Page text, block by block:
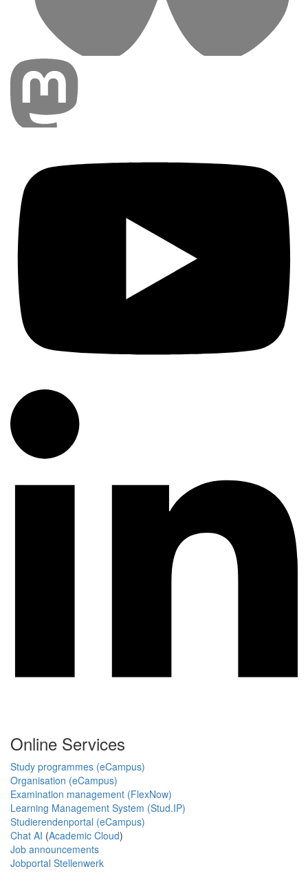
Online Services
Study programmes (eCampus)
Organisation (eCampus)
Examination management (FlexNow)
Learning Management System (Stud.IP)
Studierendenportal (eCampus)
Chat AI (Academic Cloud)
Job announcements
Jobportal Stellenwerk